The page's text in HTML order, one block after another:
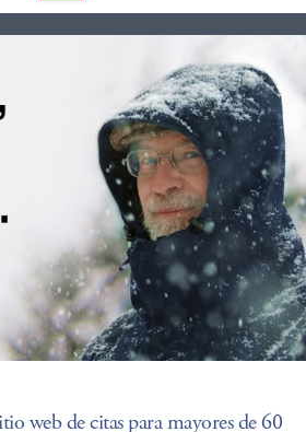
web de citas para mayores de 60